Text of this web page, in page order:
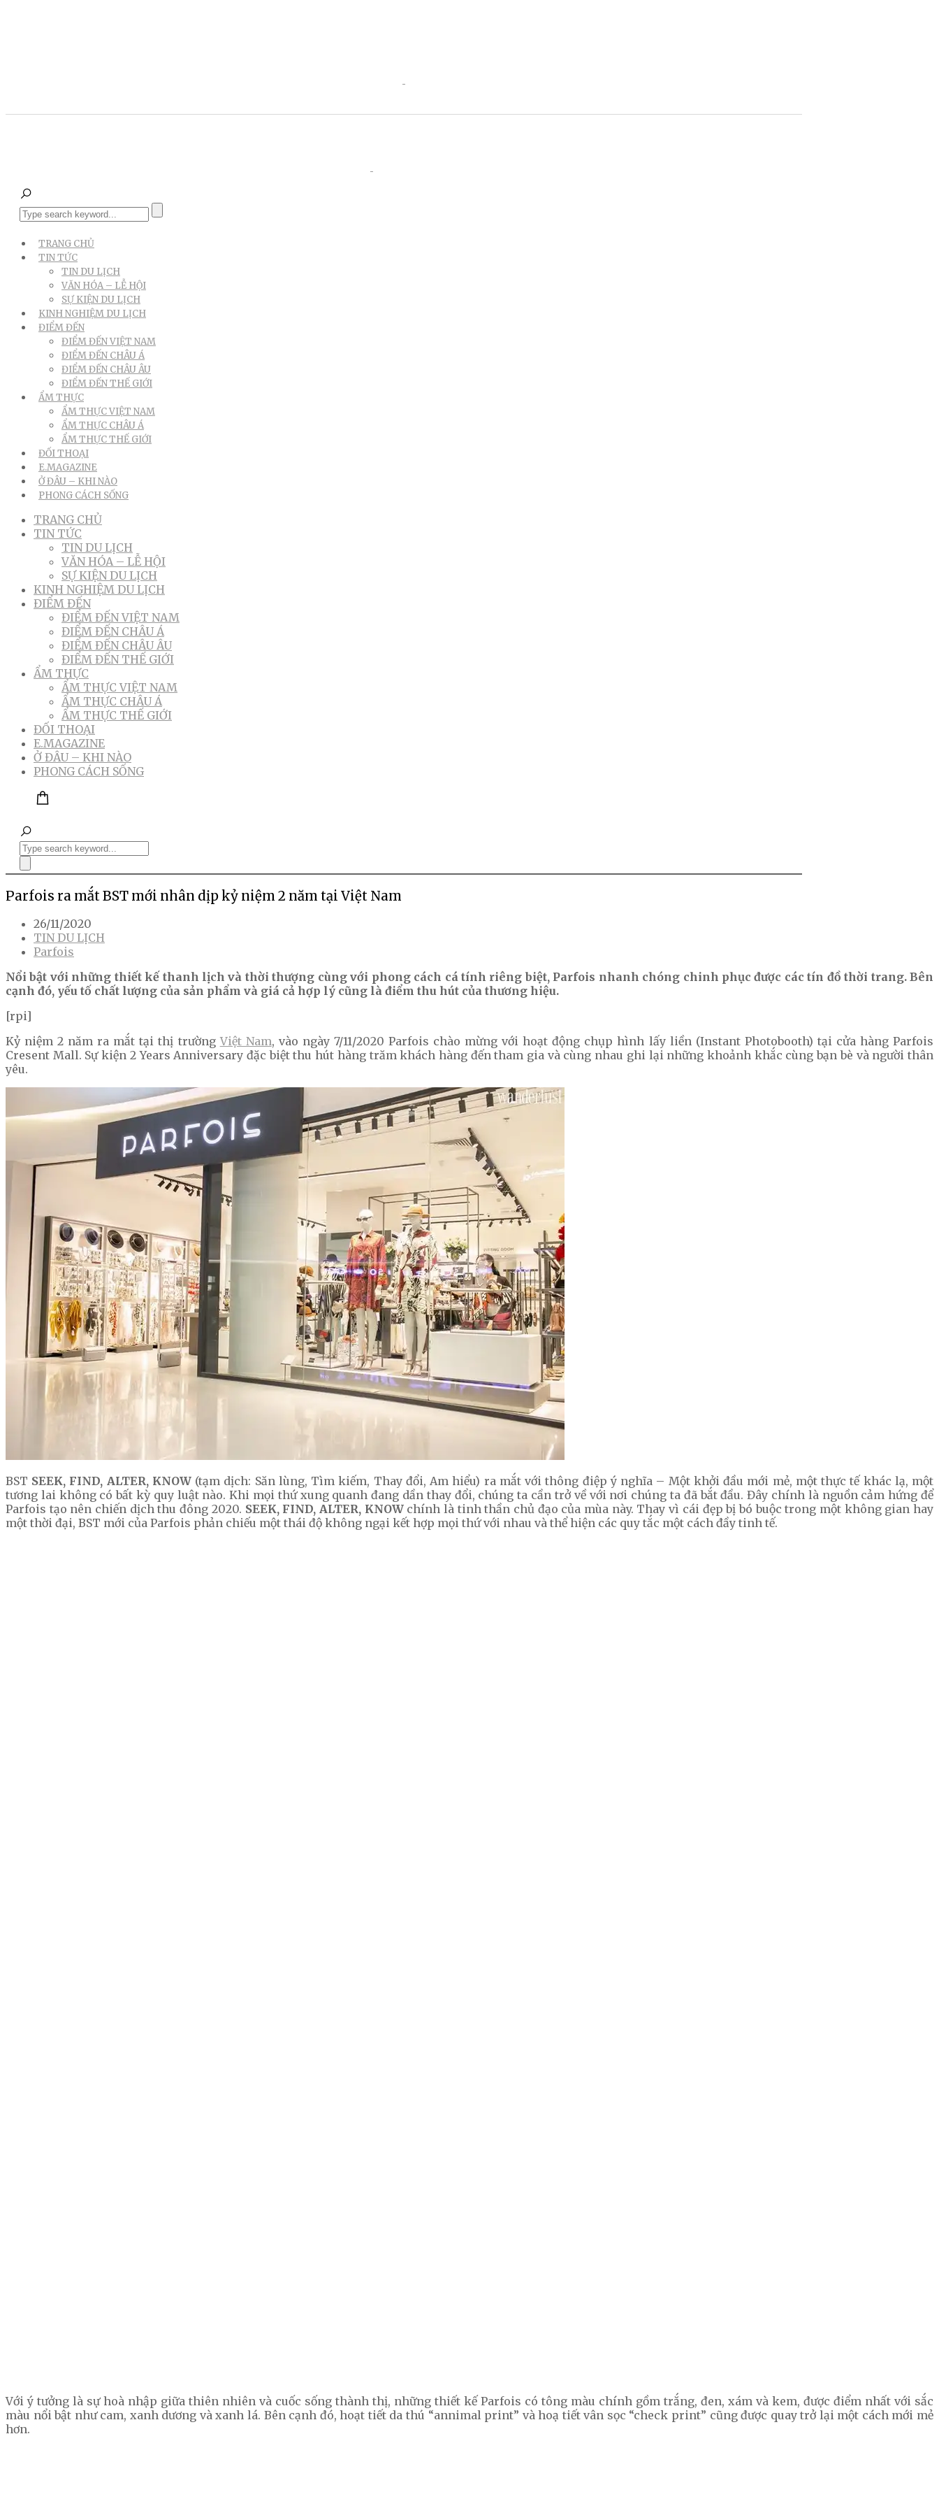
TRANG CHỦ
TIN TỨC
TIN DU LỊCH
VĂN HÓA – LỄ HỘI
SỰ KIỆN DU LỊCH
KINH NGHIỆM DU LỊCH
ĐIỂM ĐẾN
ĐIỂM ĐẾN VIỆT NAM
ĐIỂM ĐẾN CHÂU Á
ĐIỂM ĐẾN CHÂU ÂU
ĐIỂM ĐẾN THẾ GIỚI
ẨM THỰC
ẨM THỰC VIỆT NAM
ẨM THỰC CHÂU Á
ẨM THỰC THẾ GIỚI
ĐỐI THOẠI
E.MAGAZINE
Ở ĐÂU – KHI NÀO
PHONG CÁCH SỐNG
TRANG CHỦ
TIN TỨC
TIN DU LỊCH
VĂN HÓA – LỄ HỘI
SỰ KIỆN DU LỊCH
KINH NGHIỆM DU LỊCH
ĐIỂM ĐẾN
ĐIỂM ĐẾN VIỆT NAM
ĐIỂM ĐẾN CHÂU Á
ĐIỂM ĐẾN CHÂU ÂU
ĐIỂM ĐẾN THẾ GIỚI
ẨM THỰC
ẨM THỰC VIỆT NAM
ẨM THỰC CHÂU Á
ẨM THỰC THẾ GIỚI
ĐỐI THOẠI
E.MAGAZINE
Ở ĐÂU – KHI NÀO
PHONG CÁCH SỐNG
Parfois ra mắt BST mới nhân dịp kỷ niệm 2 năm tại Việt Nam
26/11/2020
TIN DU LỊCH
Parfois
Nổi bật với những thiết kế thanh lịch và thời thượng cùng với phong cách cá tính riêng biệt, Parfois nhanh chóng chinh phục được các tín đồ thời trang. Bên
cạnh đó, yếu tố chất lượng của sản phẩm và giá cả hợp lý cũng là điểm thu hút của thương hiệu.
[rpi]
Kỷ niệm 2 năm ra mắt tại thị trườngViệt Nam, vào ngày 7/11/2020 Parfois chào mừng với hoạt động chụp hình lấy liền (Instant Photobooth) tại cửa hàng Parfois
Cresent Mall. Sự kiện 2 Years Anniversary đặc biệt thu hút hàng trăm khách hàng đến tham gia và cùng nhau ghi lại những khoảnh khắc cùng bạn bè và người thân
yêu.
BST SEEK, FIND, ALTER, KNOW(tạm dịch: Săn lùng, Tìm kiếm, Thay đổi, Am hiểu) ra mắt với thông điệp ý nghĩa – Một khởi đầu mới mẻ, một thực tế khác lạ, một
tương lai không có bất kỳ quy luật nào. Khi mọi thứ xung quanh đang dần thay đổi, chúng ta cần trở về với nơi chúng ta đã bắt đầu. Đây chính là nguồn cảm hứng để
Parfois tạo nên chiến dịch thu đông 2020. SEEK, FIND, ALTER, KNOWchính là tinh thần chủ đạo của mùa này. Thay vì cái đẹp bị bó buộc trong một không gian hay
một thời đại, BST mới của Parfois phản chiếu một thái độ không ngại kết hợp mọi thứ với nhau và thể hiện các quy tắc một cách đầy tinh tế.
Với ý tưởng là sự hoà nhập giữa thiên nhiên và cuốc sống thành thị, những thiết kế Parfois có tông màu chính gồm trắng, đen, xám và kem, được điểm nhất với sắc
màu nổi bật như cam, xanh dương và xanh lá. Bên cạnh đó, hoạt tiết da thú “annimal print” và hoạ tiết vân sọc “check print” cũng được quay trở lại một cách mới mẻ
hơn.